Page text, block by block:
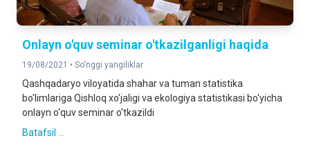
Onlayn o'quv seminar o'tkazilganligi haqida
19/08/2021 • So'nggi yangiliklar
Qashqadaryo viloyatida shahar va tuman statistika
bo'limlariga Qishloq xo'jaligi va ekologiya statistikasi bo'yicha
onlayn o'quv seminar o'tkazildi
Batafsil ...